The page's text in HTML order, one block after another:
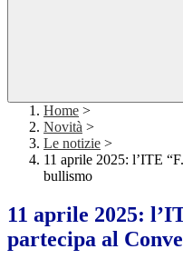
Home >
Novità >
Le notizie >
11 aprile 2025: l’ITE
bullismo
11 aprile 2025:
partecipa al